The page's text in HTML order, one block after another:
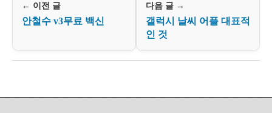
← 이전 글
안철수 v3무료 백신
다음 글 →
갤럭시 날씨 어플 대표적
인 것